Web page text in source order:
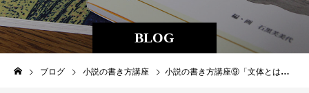
BLOG
ブログ 小説の書き方講座 小説の書き方講座⑨「文体とは何か」パート2